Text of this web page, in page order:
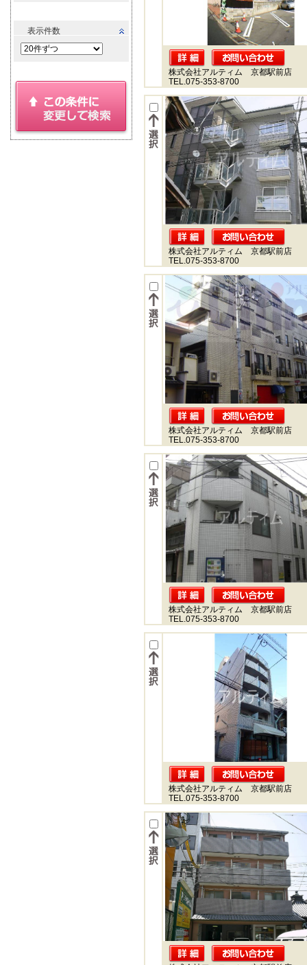
表示件数
株式会社アルティム 京都駅前店
TEL.075-353-8700
株式会社アルティム 京都駅前店
TEL.075-353-8700
株式会社アルティム 京都駅前店
TEL.075-353-8700
株式会社アルティム 京都駅前店
TEL.075-353-8700
株式会社アルティム 京都駅前店
TEL.075-353-8700